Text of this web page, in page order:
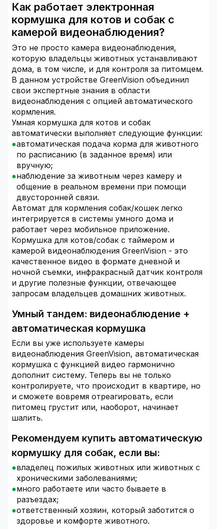
Как работает электронная
кормушка для котов и собак с
камерой видеонаблюдения?
Это не просто камера видеонаблюдения,
которую владельцы животных устанавливают
дома, в том числе, и для контроля за питомцем.
В данном устройстве GreenVision объединил
свои экспертные знания в области
видеонаблюдения с опцией автоматического
кормления.
Умная кормушка для котов и собак
автоматически выполняет следующие функции:
автоматическая подача корма для животного
по расписанию (в заданное время) или
вручную;
наблюдение за животным через камеру и
общение в реальном времени при помощи
двусторонней связи.
Автомат для кормления собак/кошек легко
интегрируется в системы умного дома и
работает через мобильное приложение.
Кормушка для котов/собак с таймером и
камерой видеонаблюдения GreenVision - это
качественное видео в формате дневной и
ночной съемки, инфракрасный датчик контроля
и другие полезные функции, отвечающее
запросам владельцев домашних животных.
Умный тандем: видеонаблюдение +
автоматическая кормушка
Если вы уже используете камеры
видеонаблюдения GreenVision, автоматическая
кормушка с функцией видео гармонично
дополнит систему. Теперь вы не только
контролируете, что происходит в квартире, но
и сможете вовремя отреагировать, если
питомец грустит или, наоборот, начинает
шалить.
Рекомендуем купить автоматическую
кормушку для собак, если вы:
владелец пожилых животных или животных с
хроническими заболеваниями;
много работаете или часто бываете в
разъездах;
ответственный хозяин, который заботится о
здоровье и комфорте животного.